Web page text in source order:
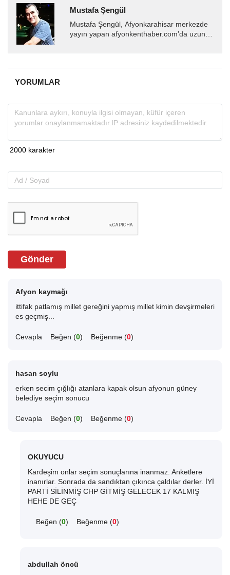
Mustafa Şengül
Mustafa Şengül, Afyonkarahisar merkezde
yayın yapan afyonkenthaber.com’da uzun
almakta, haber akışı...
YORUMLAR
Gönder
Afyon kaymağı
ittifak patlamış millet gereğini yapmış millet kimin devşirmeleri
es geçmiş...
Cevapla Beğen (0) Beğenme (0)
hasan soylu
erken secim çığlığı atanlara kapak olsun afyonun güney
belediye seçim sonucu
Cevapla Beğen (0) Beğenme (0)
OKUYUCU
Kardeşim onlar seçim sonuçlarına inanmaz. Anketlere
inanırlar. Sonrada da sandıktan çıkınca çaldılar derler. İYİ
PARTİ SİLİNMİŞ CHP GİTMİŞ GELECEK 17 KALMIŞ
HEHE DE GEÇ
Beğen (0) Beğenme (0)
abdullah öncü